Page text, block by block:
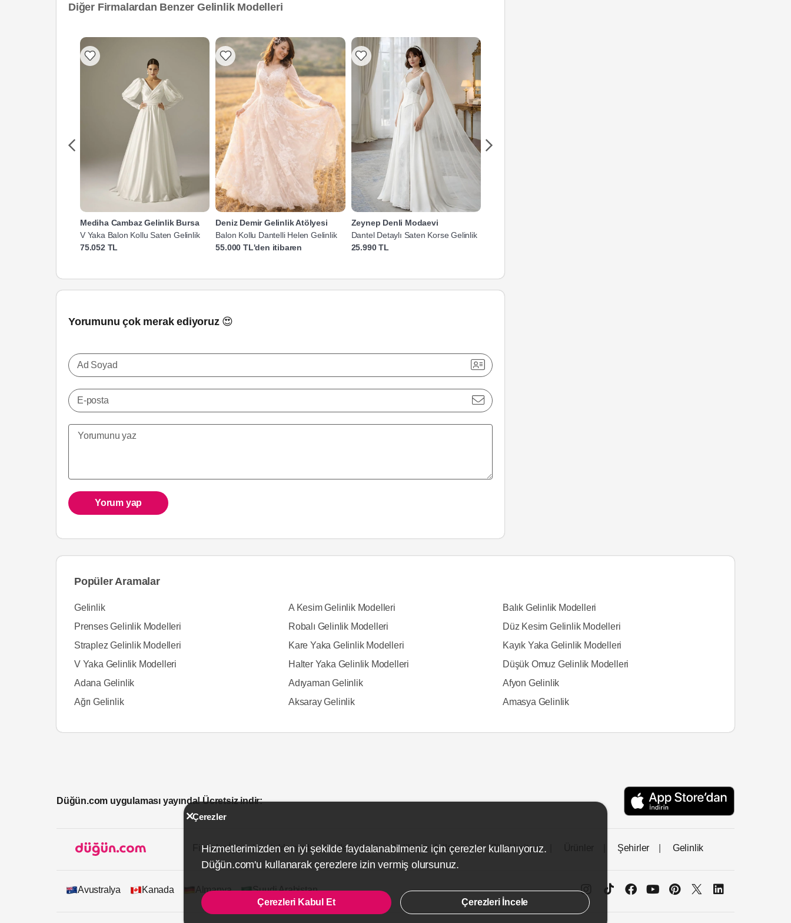
Diğer Firmalardan Benzer Gelinlik Modelleri
Mediha Cambaz Gelinlik Bursa
V Yaka Balon Kollu Saten Gelinlik
75.052 TL
Deniz Demir Gelinlik Atölyesi
Balon Kollu Dantelli Helen Gelinlik
55.000 TL'den itibaren
Zeynep Denli Modaevi
Dantel Detaylı Saten Korse Gelinlik
25.990 TL
Yorumunu çok merak ediyoruz 😍
Ad Soyad
E-posta
Yorum yap
Popüler Aramalar
Gelinlik A Kesim Gelinlik Modelleri
Balık Gelinlik Modelleri
Prenses Gelinlik Modelleri
Robalı Gelinlik Modelleri
Düz Kesim Gelinlik Modelleri
Straplez Gelinlik Modelleri
Kare Yaka Gelinlik Modelleri
Kayık Yaka Gelinlik Modelleri
V Yaka Gelinlik Modelleri
Halter Yaka Gelinlik Modelleri
Düşük Omuz Gelinlik Modelleri
Adana Gelinlik
Adıyaman Gelinlik
Afyon Gelinlik
Ağrı Gelinlik
Aksaray Gelinlik Amasya Gelinlik
Düğün.com uygulaması yayında! Ücretsiz indir:
Firmalar İçin Hakkımızda İletişim Gizlilik ve Kullanım Site Haritası Şehirler Gelinlik
Avustralya Kanada Almanya Suudi Arabistan
Çerezler
Hizmetlerimizden en iyi şekilde faydalanabilmeniz için çerezler kullanıyoruz.
Düğün.com'u kullanarak çerezlere izin vermiş olursunuz.
Çerezleri Kabul Et Çerezleri İncele